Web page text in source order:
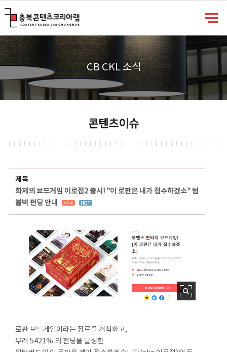
CB CKL 소식
콘텐츠이슈
제목
화제의 보드게임 이로접2 출시! "이 로판은 내가 접수하겠소" 텀
블벅 펀딩 안내
로판 보드게임이라는 장르를 개척하고,
무려 5421% 의 펀딩을 달성한